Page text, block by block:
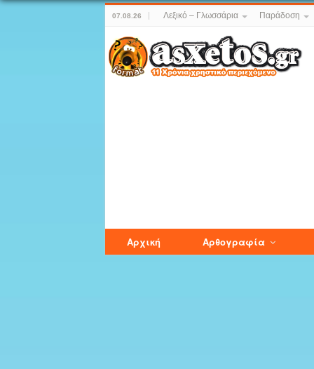
07.08.26 Λεξικό – Γλωσσάρια Παράδοση
Αρχική Αρθογραφία